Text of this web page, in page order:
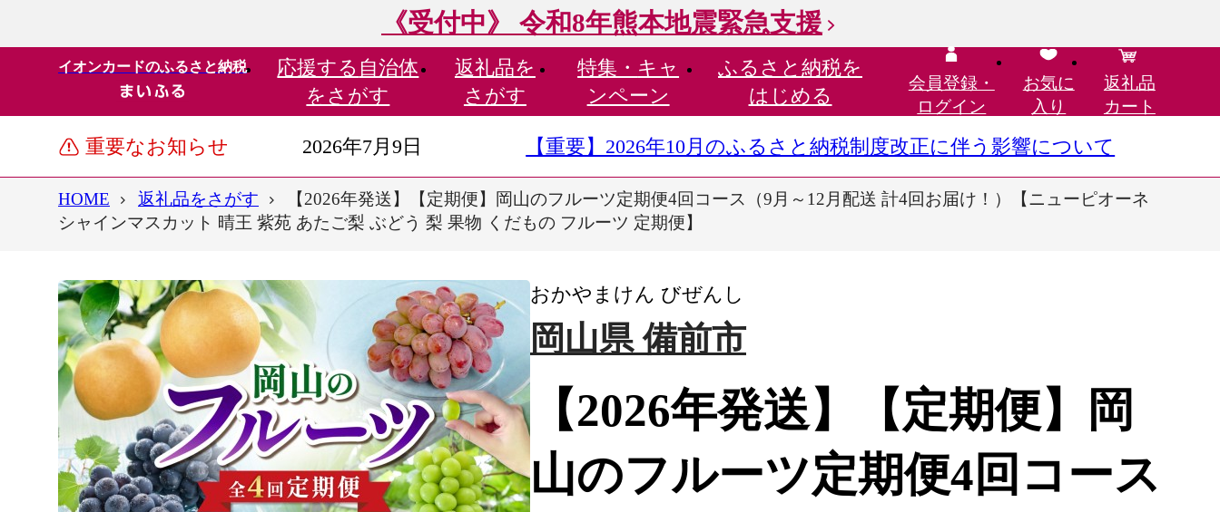
《受付中》 令和8年熊本地震緊急支援
イオンカードのふるさと納税 応援する 自治体
をさがす
返礼品を
さがす
特集・ キャ
ンペーン
ふるさと納税を
はじめる
会員登録・
ログイン
お気に
入り
返礼品
カート
重要なお知らせ 2026年7月9日 【重要】2026年10月のふるさと納税制度改正に伴う影響について
HOME 返礼品をさがす
【2026年発送】【定期便】岡山のフルーツ定期便4回コース（9月～12月配送 計4回お届け！）【ニューピオーネ
シャインマスカット 晴王 紫苑 あたご梨 ぶどう 梨 果物 くだもの フルーツ 定期便】
おかやまけん びぜんし
岡山県 備前市
【2026年発送】【定期便】岡
山のフルーツ定期便4回コース